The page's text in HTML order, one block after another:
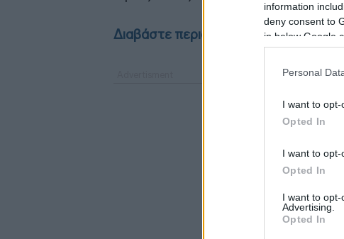
information
deny consent to
in below Google
Personal
I want to opt-
Opted In
I want to opt-
Opted In
I want to
Advertising.
Opted In
Διαβάστε περισσότερα στο Reader.gr